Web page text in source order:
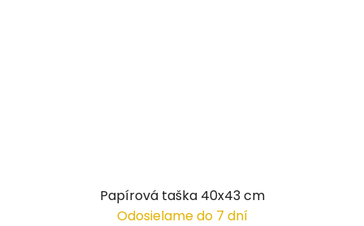
Papírová taška 40x43 cm
Odosielame do 7 dní